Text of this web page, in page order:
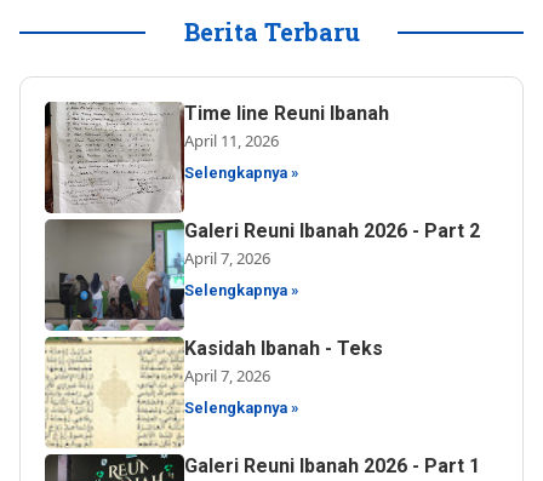
Berita Terbaru
Time line Reuni Ibanah
April 11, 2026
Selengkapnya »
Galeri Reuni Ibanah 2026 - Part 2
April 7, 2026
Selengkapnya »
Kasidah Ibanah - Teks
April 7, 2026
Selengkapnya »
Galeri Reuni Ibanah 2026 - Part 1